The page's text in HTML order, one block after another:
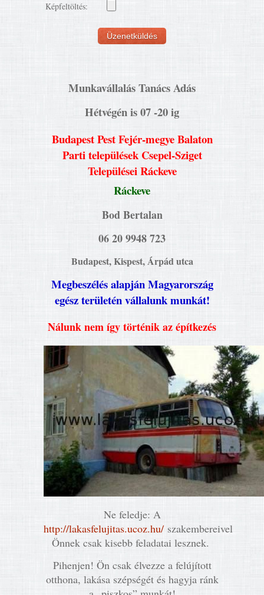
Képfeltöltés:
Munkavállalás Tanács Adás
Hétvégén is 07 -20 ig
Budapest Pest Fejér-megye Balaton
Parti települések Csepel-Sziget
Települései Ráckeve
Ráckeve
Bod Bertalan
06 20 9948 723
Budapest, Kispest, Árpád utca
Megbeszélés alapján Magyarország
egész területén vállalunk munkát!
Nálunk nem így történik az építkezés
Ne feledje: A
http://lakasfelujitas.ucoz.hu/ szakembereivel
Önnek csak kisebb feladatai lesznek.
Pihenjen! Ön csak élvezze a felújított
otthona, lakása szépségét és hagyja ránk